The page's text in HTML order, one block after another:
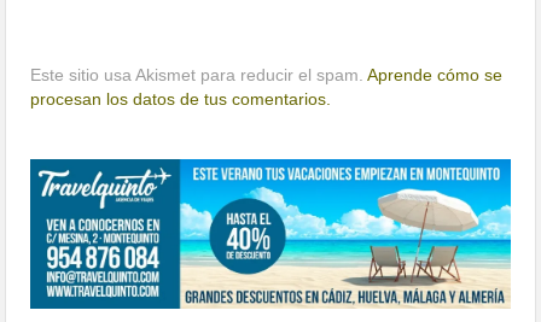
Este sitio usa Akismet para reducir el spam.Aprende cómo se
procesan los datos de tus comentarios.